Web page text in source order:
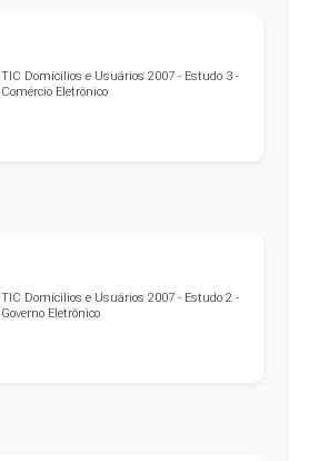
TIC Domícilios e Usuários 2007 - Estudo 3 -
Comércio Eletrônico
TIC Domícilios e Usuários 2007 - Estudo 2 -
Governo Eletrônico